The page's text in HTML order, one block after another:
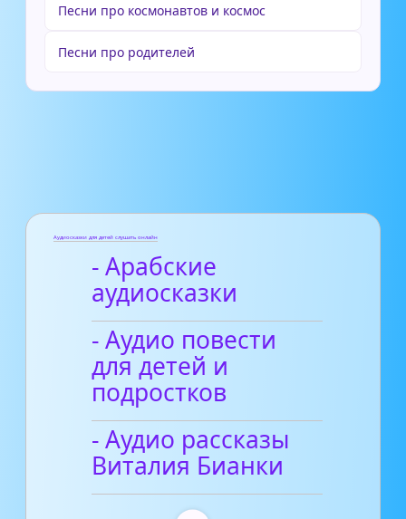
Песни про космонавтов и космос
Песни про родителей
Аудиосказки для детей слушать онлайн
- Арабские
аудиосказки
- Аудио повести
для детей и
подростков
- Аудио рассказы
Виталия Бианки